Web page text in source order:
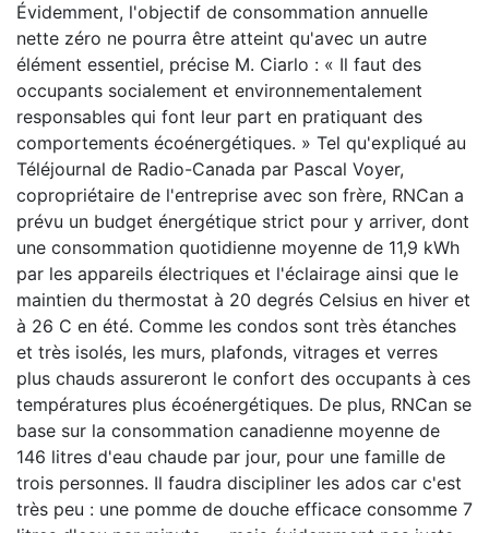
Évidemment, l'objectif de consommation annuelle
nette zéro ne pourra être atteint qu'avec un autre
élément essentiel, précise M. Ciarlo : « Il faut des
occupants socialement et environnementalement
responsables qui font leur part en pratiquant des
comportements écoénergétiques. » Tel qu'expliqué au
Téléjournal de Radio-Canada par Pascal Voyer,
copropriétaire de l'entreprise avec son frère, RNCan a
prévu un budget énergétique strict pour y arriver, dont
une consommation quotidienne moyenne de 11,9 kWh
par les appareils électriques et l'éclairage ainsi que le
maintien du thermostat à 20 degrés Celsius en hiver et
à 26 C en été. Comme les condos sont très étanches
et très isolés, les murs, plafonds, vitrages et verres
plus chauds assureront le confort des occupants à ces
températures plus écoénergétiques. De plus, RNCan se
base sur la consommation canadienne moyenne de
146 litres d'eau chaude par jour, pour une famille de
trois personnes. Il faudra discipliner les ados car c'est
très peu : une pomme de douche efficace consomme 7